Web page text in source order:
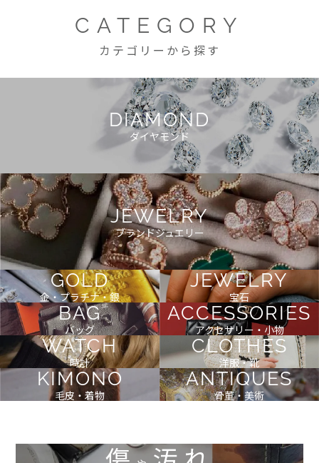
CATEGORY
カテゴリーから探す
DIAMOND
ダイヤモンド
JEWELRY
ブランドジュエリー
GOLD
金・プラチナ・銀
JEWELRY
宝石
BAG
バッグ
ACCESSORIES
アクセサリー・小物
WATCH
時計
CLOTHES
洋服・靴
KIMONO
毛皮・着物
ANTIQUES
骨董・美術